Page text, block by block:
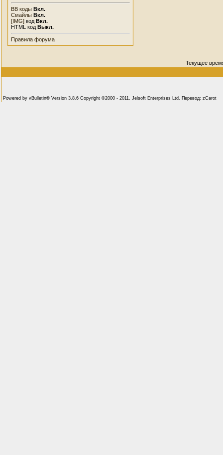
BB коды Вкл.
Смайлы Вкл.
[IMG] код Вкл.
HTML код Выкл.
Правила форума
Текущее
Powered by vBulletin® Version 3.8.6 Copyright ©2000 - 2011, Jelsoft Enterprises Ltd. Перевод: zCarot